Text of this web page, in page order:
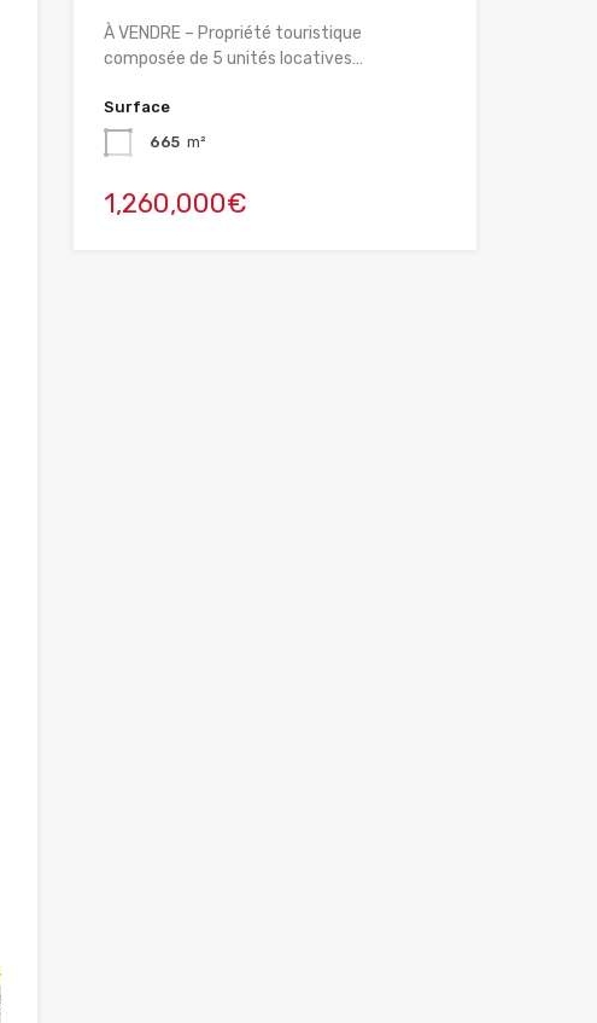
À VENDRE – Propriété touristique
composée de 5 unités locatives…
Surface
665 m²
1,260,000€